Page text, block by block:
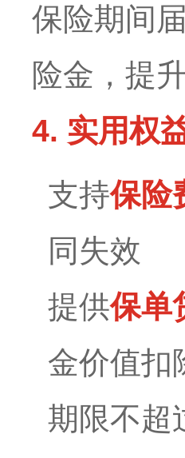
保险期间
险金，提
4. 实用权
支持保险
同失效
提供保单
金价值扣
期限不超